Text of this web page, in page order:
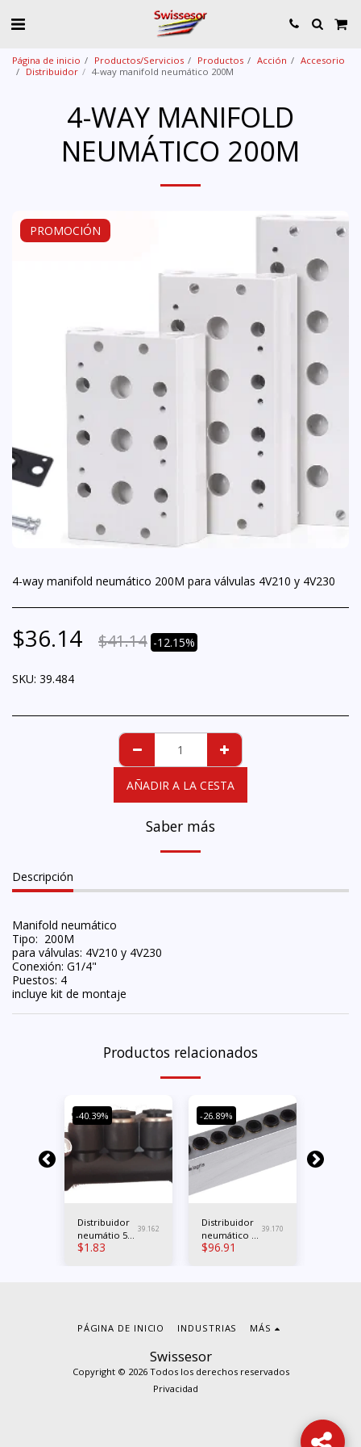
Página de inicio Productos/Servicios Productos Acción
Accesorio
Distribuidor
4-way manifold neumático 200M
4-WAY MANIFOLD
NEUMÁTICO 200M
PROMOCIÓN
4-way manifold neumático 200M para válvulas 4V210 y 4V230
$36.14 $41.14 -12.15%
SKU: 39.484
AÑADIR A LA CESTA
Saber más
Descripción
Manifold neumático
Tipo: 200M
para válvulas: 4V210 y 4V230
Conexión: G1/4"
Puestos: 4
incluye kit de montaje
Productos relacionados
-40.39%
Distribuidor
neumátio 5
tomas push-
39.162
$1.83
-26.89%
Distribuidor
neumático 9
tomas
39.170
$96.91
Swissesor
Copyright © 2026 Todos los derechos reservados
Privacidad
PÁGINA DE INICIO INDUSTRIAS MÁS